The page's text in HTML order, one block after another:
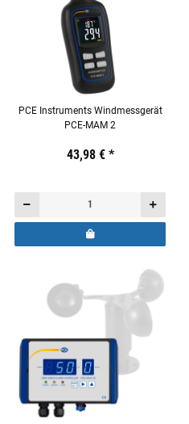
PCE Instruments Windmessgerät
PCE-MAM 2
19,44 €inkl. 19% USt.
43,98 € *